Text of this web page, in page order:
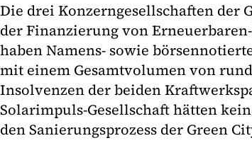
Die drei Konzerngesellschaften der
der Finanzierung von
haben Namens- sowie
mit einem Gesamtvolumen von
Insolvenzen der beiden
Solarimpuls-Gesellschaft hätten
den Sanierungsprozess der Green